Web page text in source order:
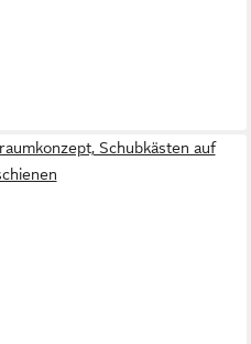
Schubkästen auf